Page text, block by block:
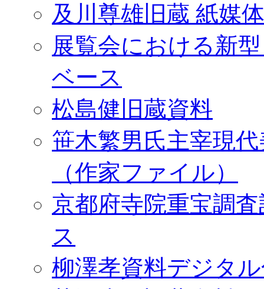
及川尊雄旧蔵 紙媒
展覧会における新
ベース
松島健旧蔵資料
笹木繁男氏主宰現
（作家ファイル）
京都府寺院重宝調
ス
柳澤孝資料デジタ